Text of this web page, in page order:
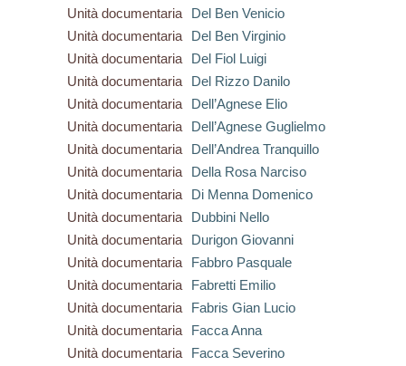
Unità documentaria
Del Ben Venicio
Unità documentaria
Del Ben Virginio
Unità documentaria
Del Fiol Luigi
Unità documentaria
Del Rizzo Danilo
Unità documentaria
Dell’Agnese Elio
Unità documentaria
Dell’Agnese Guglielmo
Unità documentaria
Dell’Andrea Tranquillo
Unità documentaria
Della Rosa Narciso
Unità documentaria
Di Menna Domenico
Unità documentaria
Dubbini Nello
Unità documentaria
Durigon Giovanni
Unità documentaria
Fabbro Pasquale
Unità documentaria
Fabretti Emilio
Unità documentaria
Fabris Gian Lucio
Unità documentaria
Facca Anna
Unità documentaria
Facca Severino